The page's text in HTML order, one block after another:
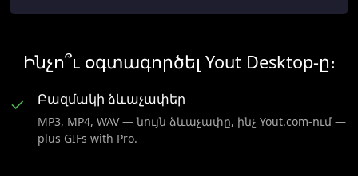
Ինչո՞ւ օգտագործել Yout Desktop-ը։
✓
Բազմակի ձևաչափեր
MP3, MP4, WAV — նույն ձևաչափը, ինչ Yout.com-ում —
plus GIFs with Pro.